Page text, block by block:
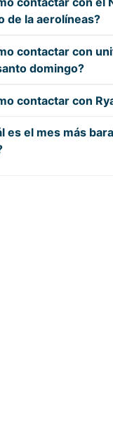
de la aerolíneas?
contactar con
domingo?
contactar con
es el mes más